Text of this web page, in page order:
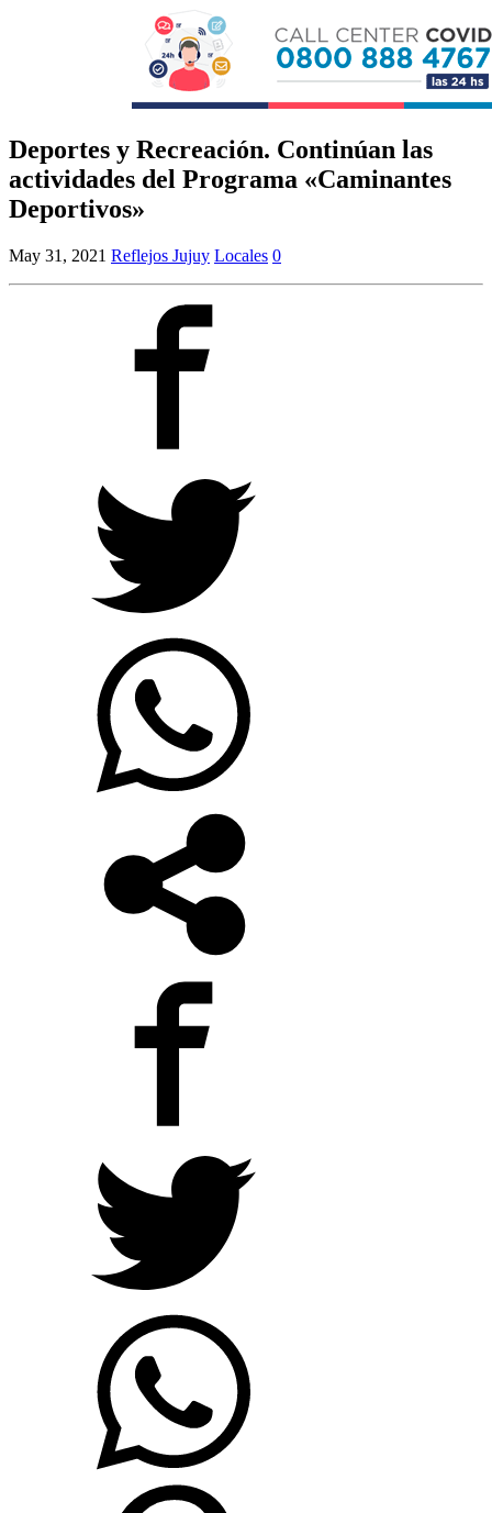
Deportes y Recreación. Continúan las
actividades del Programa «Caminantes
Deportivos»
May 31, 2021 Reflejos Jujuy Locales 0